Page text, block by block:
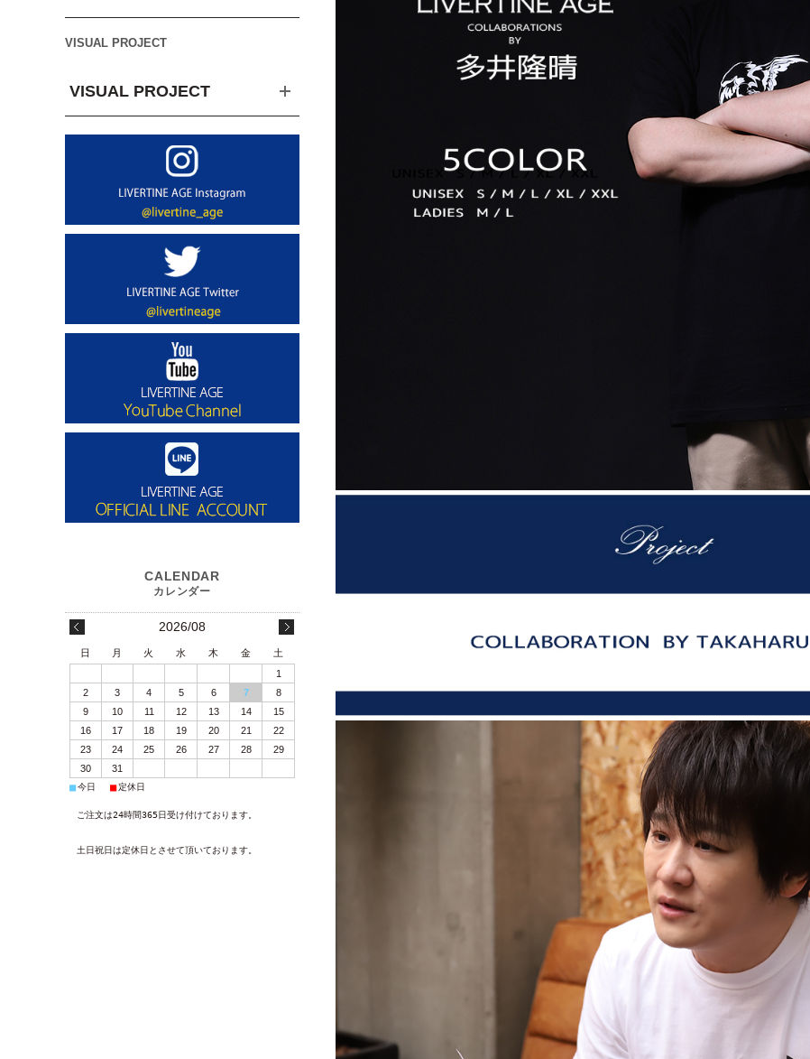
VISUAL PROJECT
VISUAL PROJECT
2026/08
日 月 火 水 木 金
土
1
2
3 4 5 6 7
8
9
10 11 12 13 14
15
16
17 18 19 20 21
22
23
24 25 26 27 28
29
30
31
■今日 ■定休日
ご注文は24時間365日受け付けております。
土日祝日は定休日とさせて頂いております。